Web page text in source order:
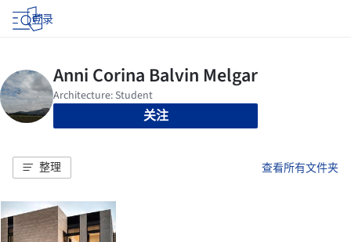
登录
关注
整理 查看所有文件夹